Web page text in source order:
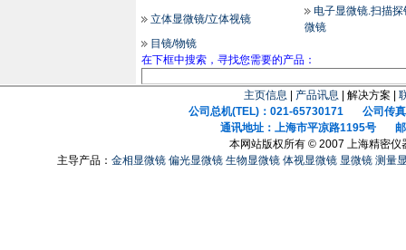
立体显微镜/立体视镜
电子显微镜.扫描
微镜
目镜/物镜
在下框中搜索，寻找您需要的产品：
主页信息 产品讯息 | 解决方案 |
公司总机(TEL)：021-65730171 公司传真
通讯地址：上海市平凉路1195号 邮
本网站版权所有 © 2007 上海精密仪
主导产品： 金相显微镜 偏光显微镜 生物显微镜 体视显微镜 显微镜 测量